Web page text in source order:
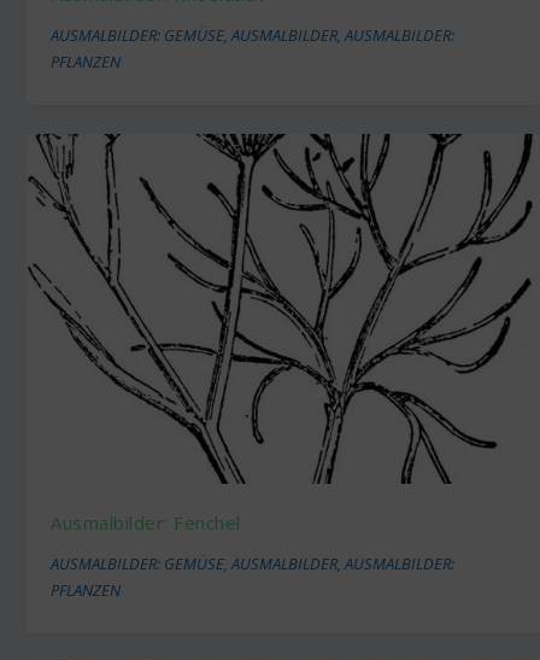
AUSMALBILDER: GEMÜSE,AUSMALBILDER,AUSMALBILDER:
PFLANZEN
Ausmalbilder: Fenchel
AUSMALBILDER: GEMÜSE,AUSMALBILDER,AUSMALBILDER:
PFLANZEN